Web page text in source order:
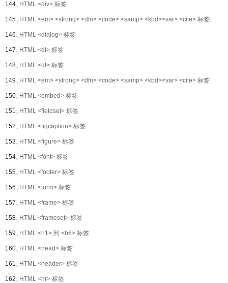
144、HTML <div> 标签
145、HTML <em> <strong> <dfn> <code> <samp> <kbd><var> <cite> 标签
146、HTML <dialog> 标签
147、HTML <dl> 标签
148、HTML <dt> 标签
149、HTML <em> <strong> <dfn> <code> <samp> <kbd><var> <cite> 标签
150、HTML <embed> 标签
151、HTML <fieldset> 标签
152、HTML <figcaption> 标签
153、HTML <figure> 标签
154、HTML <font> 标签
155、HTML <footer> 标签
156、HTML <form> 标签
157、HTML <frame> 标签
158、HTML <frameset> 标签
159、HTML <h1> 到 <h6> 标签
160、HTML <head> 标签
161、HTML <header> 标签
162、HTML <hr> 标签